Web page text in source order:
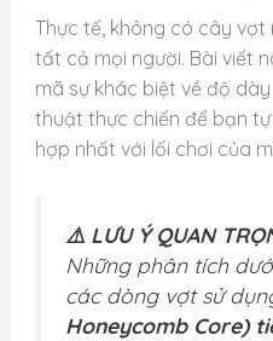
Thực tế, không có cây vợt
tất cả mọi người. Bài viết
mã sự khác biệt về độ
thuật thực chiến để bạn
hợp nhất với lối chơi của
⚠️ LƯU Ý QUAN
Những phân tích
các dòng vợt sử
Honeycomb Core)